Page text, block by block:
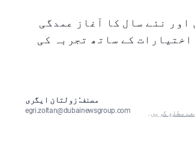
اور نئے سال کا آغاز عمدگی
کے ساتھ تجربہ کی
مطلع کریں۔
مصنف: زولتان ایگری
egri.zoltan@dubainewsgroup.com